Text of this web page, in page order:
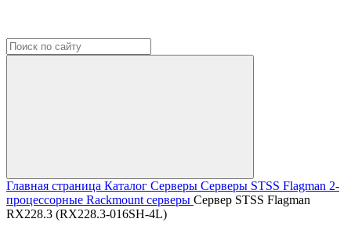
Главная страница Каталог Серверы Серверы STSS Flagman 2-
процессорные Rackmount серверы Сервер STSS Flagman
RX228.3 (RX228.3-016SH-4L)